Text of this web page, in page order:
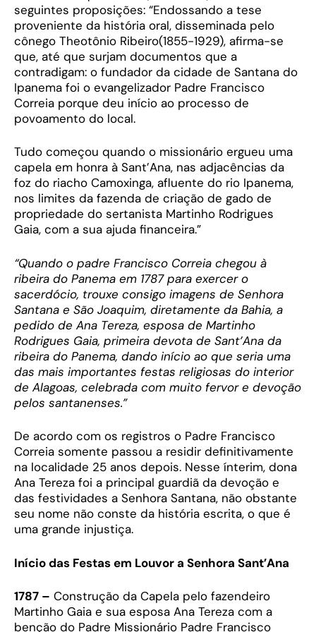
seguintes proposições: “Endossando a tese
proveniente da história oral, disseminada pelo
cônego Theotônio Ribeiro(1855-1929), afirma-se
que, até que surjam documentos que a
contradigam: o fundador da cidade de Santana do
Ipanema foi o evangelizador Padre Francisco
Correia porque deu início ao processo de
povoamento do local.
Tudo começou quando o missionário ergueu uma
capela em honra à Sant’Ana, nas adjacências da
foz do riacho Camoxinga, afluente do rio Ipanema,
nos limites da fazenda de criação de gado de
propriedade do sertanista Martinho Rodrigues
Gaia, com a sua ajuda financeira.”
“Quando o padre Francisco Correia chegou à
ribeira do Panema em 1787 para exercer o
sacerdócio, trouxe consigo imagens de Senhora
Santana e São Joaquim, diretamente da Bahia, a
pedido de Ana Tereza, esposa de Martinho
Rodrigues Gaia, primeira devota de Sant’Ana da
ribeira do Panema, dando início ao que seria uma
das mais importantes festas religiosas do interior
de Alagoas, celebrada com muito fervor e devoção
pelos santanenses.”
De acordo com os registros o Padre Francisco
Correia somente passou a residir definitivamente
na localidade 25 anos depois. Nesse ínterim, dona
Ana Tereza foi a principal guardiã da devoção e
das festividades a Senhora Santana, não obstante
seu nome não conste da história escrita, o que é
uma grande injustiça.
Início das Festas em Louvor a Senhora Sant’Ana
1787 – Construção da Capela pelo fazendeiro
Martinho Gaia e sua esposa Ana Tereza com a
benção do Padre Missionário Padre Francisco